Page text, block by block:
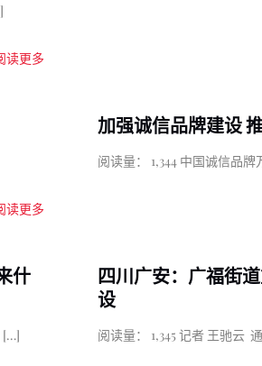
读更多
读更多
加强诚信品牌建设
阅读量： 1,344 中国诚信品
什
[…]
四川广安：广福街
设
阅读量： 1,345 记者 王驰云